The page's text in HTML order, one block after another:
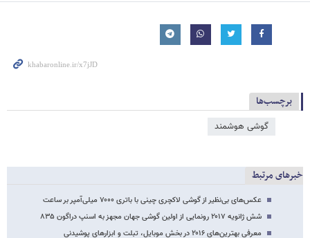
برچسب‌ها
گوشی هوشمند
خبرهای مرتبط
عکس‌های بی‌نظیر از گوشی لاکچری چینی با باتری ۷۰۰۰ میلی‌آمپر بر ساعت
شش ژانویه ۲۰۱۷ رونمایی از اولین گوشی جهان مجهز به اسنپ دراگون ۸۳۵
معرفی بهترین‌های ۲۰۱۶ در بخش موبایل، تبلت و ابزارهای پوشیدنی